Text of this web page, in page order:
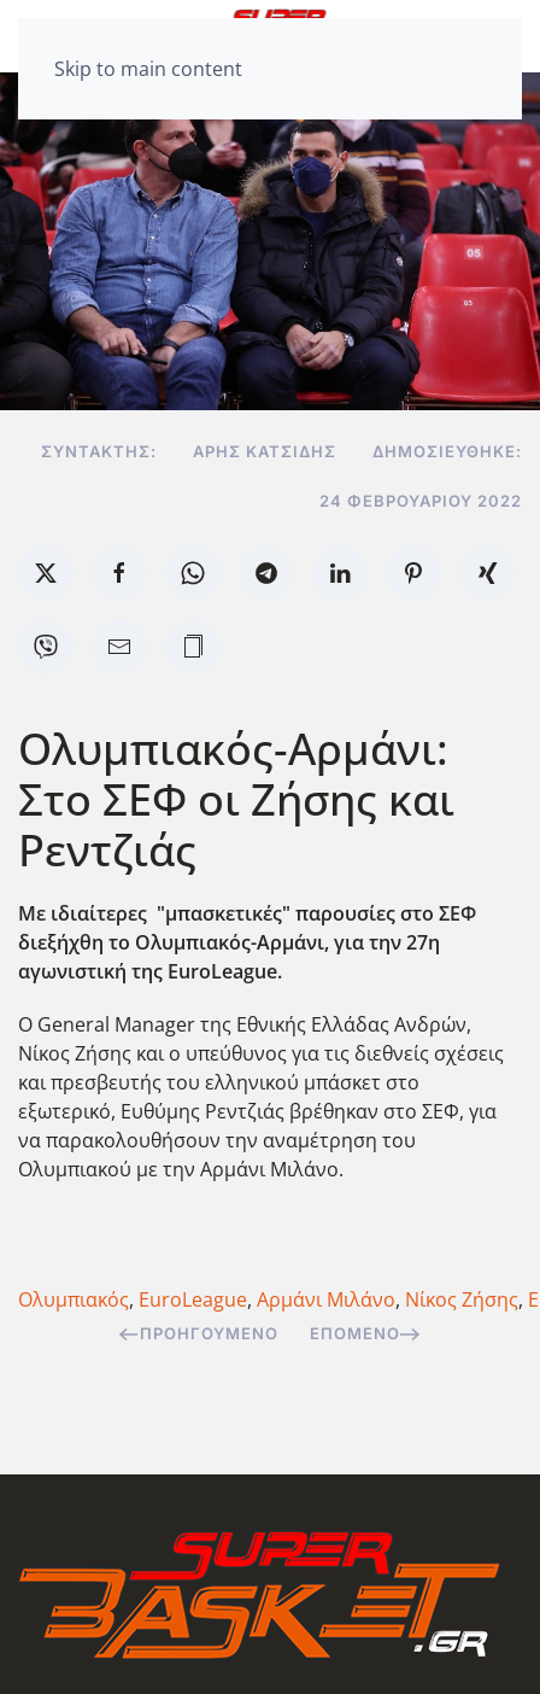
Skip to main content
ΣΥΝΤΆΚΤΗΣ: ΆΡΗΣ ΚΑΤΣΊΔΗΣ ΔΗΜΟΣΙΕΎΘΗΚΕ:
24 ΦΕΒΡΟΥΑΡΊΟΥ 2022
Ολυμπιακός-Αρμάνι:
Στο ΣΕΦ οι Ζήσης και
Ρεντζιάς
Με ιδιαίτερες "μπασκετικές" παρουσίες στο ΣΕΦ
διεξήχθη το Ολυμπιακός-Αρμάνι, για την 27η
αγωνιστική της EuroLeague.
O General Manager της Εθνικής Ελλάδας Ανδρών,
Νίκος Ζήσης και ο υπεύθυνος για τις διεθνείς σχέσεις
και πρεσβευτής του ελληνικού μπάσκετ στο
εξωτερικό, Ευθύμης Ρεντζιάς βρέθηκαν στο ΣΕΦ, για
να παρακολουθήσουν την αναμέτρηση του
Ολυμπιακού με την Αρμάνι Μιλάνο.
Ολυμπιακός, EuroLeague, Αρμάνι Μιλάνο, Νίκος Ζήσης,
ΠΡΟΗΓΟΎΜΕΝΟ ΕΠΌΜΕΝΟ